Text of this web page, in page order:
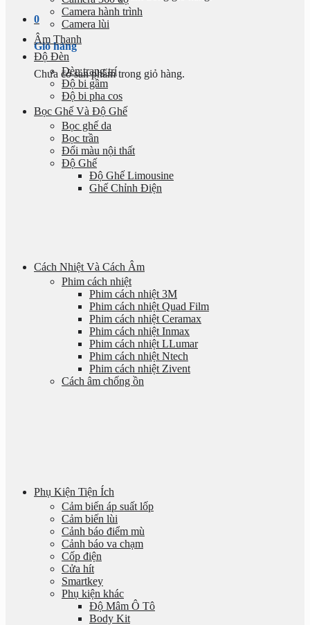
0
Giỏ hàng
Chưa có sản phẩm trong giỏ hàng.
Camera hành trình
Camera lùi
Âm Thanh
Độ Đèn
Đèn trang trí
Độ bi gầm
Độ bi pha cos
Bọc Ghế Và Độ Ghế
Bọc ghế da
Bọc trần
Đổi màu nội thất
Độ Ghế
Độ Ghế Limousine
Ghế Chỉnh Điện
Cách Nhiệt Và Cách Âm
Phim cách nhiệt
Phim cách nhiệt 3M
Phim cách nhiệt Quad Film
Phim cách nhiệt Ceramax
Phim cách nhiệt Inmax
Phim cách nhiệt LLumar
Phim cách nhiệt Ntech
Phim cách nhiệt Zivent
Cách âm chống ồn
Phụ Kiện Tiện Ích
Cảm biến áp suất lốp
Cảm biến lùi
Cảnh báo điểm mù
Cảnh báo va chạm
Cốp điện
Cửa hít
Smartkey
Phụ kiện khác
Độ Mâm Ô Tô
Body Kit